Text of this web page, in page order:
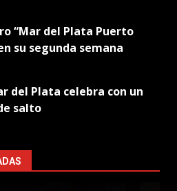
“Mar del Plata Puerto
su segunda semana
del Plata celebra con un
salto